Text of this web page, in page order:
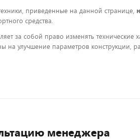
приведенные на данной странице,
средства.
за собой право изменять
на улучшение параметров конструкции,
менеджера